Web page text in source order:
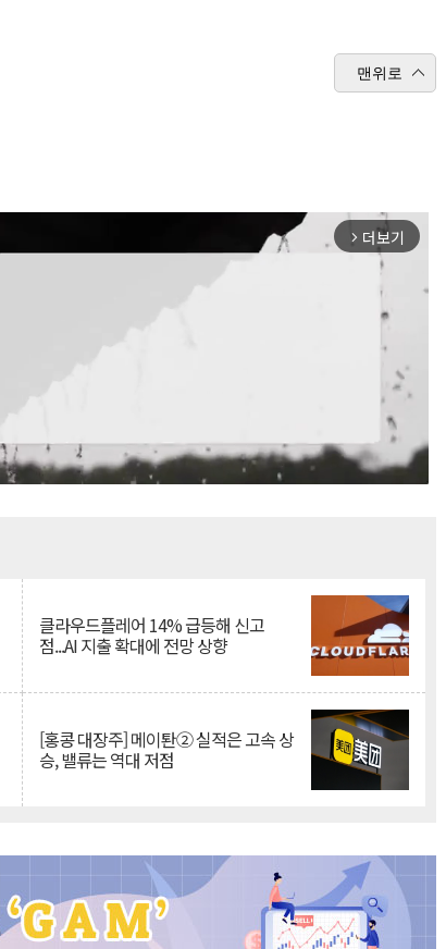
맨위로
arrow_forward_ios 더보기
클라우드플레어 14% 급등해 신고
점...AI 지출 확대에 전망 상향
[홍콩 대장주] 메이퇀② 실적은 고속 상
승, 밸류는 역대 저점